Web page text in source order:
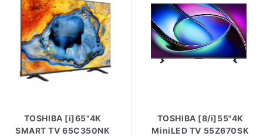
TOSHIBA [i]65"4K
SMART TV 65C350NK
TOSHIBA [8/i]55"4K
MiniLED TV 55Z670SK